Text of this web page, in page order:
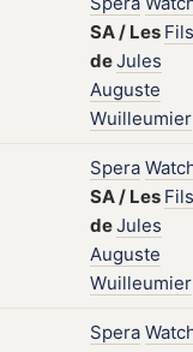
SA/ Les Fils
deJules
Auguste
Wuilleumier
Spera
SA/ Les Fils
deJules
Auguste
Wuilleumier
Spera